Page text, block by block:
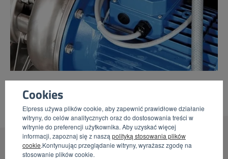
Cookies
Elpress używa plików cookie, aby zapewnić prawidłowe działanie
witryny, do celów analitycznych oraz do dostosowania treści w
witrynie do preferencji użytkownika. Aby uzyskać więcej
informacji, zapoznaj się z naszą polityką stosowania plików
cookie.Kontynuując przeglądanie witryny, wyrażasz zgodę na
stosowanie plików cookie.